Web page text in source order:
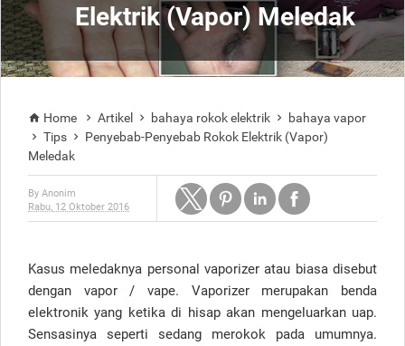
Elektrik (Vapor) Meledak
 Home  Artikel  bahaya rokok elektrik  bahaya vapor
 Tips 
Penyebab-Penyebab Rokok Elektrik (Vapor)
Meledak
By Anonim
Rabu, 12 Oktober 2016
Kasus meledaknya personal vaporizer atau biasa disebut
dengan vapor / vape. Vaporizer merupakan benda
elektronik yang ketika di hisap akan mengeluarkan uap.
Sensasinya seperti sedang merokok pada umumnya.